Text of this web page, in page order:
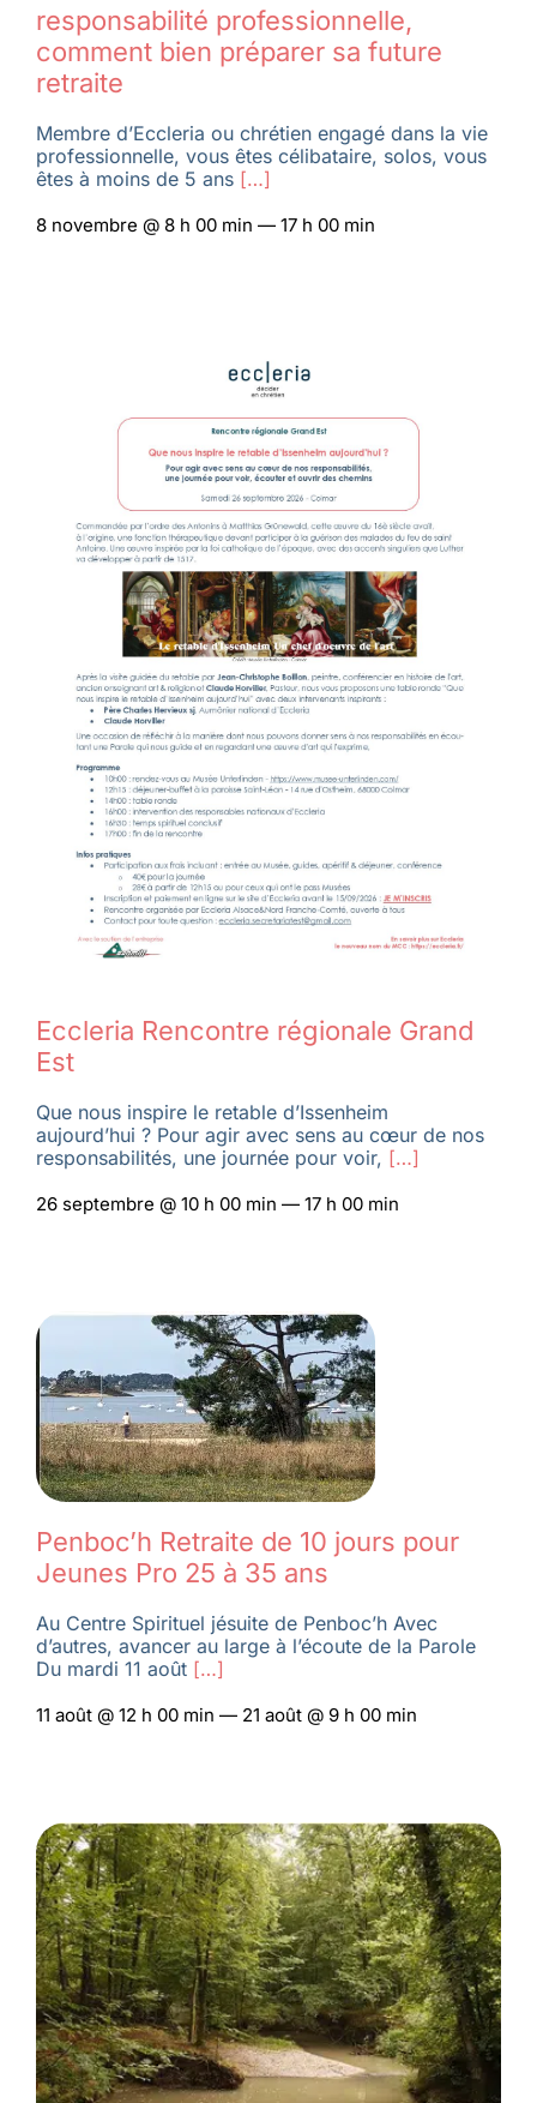
responsabilité professionnelle,
comment bien préparer sa future
retraite
Membre d’Eccleria ou chrétien engagé dans la vie
professionnelle, vous êtes célibataire, solos, vous
êtes à moins de 5 ans[…]
8 novembre @ 8 h 00 min — 17 h 00 min
Eccleria Rencontre régionale Grand
Est
Que nous inspire le retable d’Issenheim
aujourd’hui ? Pour agir avec sens au cœur de nos
responsabilités, une journée pour voir, […]
26 septembre @ 10 h 00 min — 17 h 00 min
Penboc’h Retraite de 10 jours pour
Jeunes Pro 25 à 35 ans
Au Centre Spirituel jésuite de Penboc’h Avec
d’autres, avancer au large à l’écoute de la Parole
Du mardi 11 août[…]
11 août @ 12 h 00 min — 21 août @ 9 h 00 min